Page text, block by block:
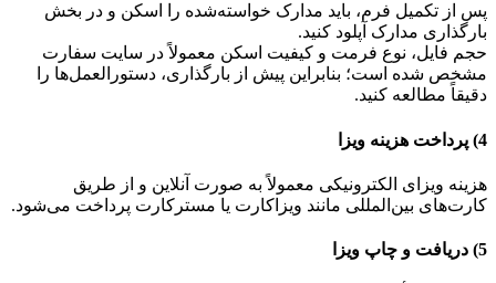
پس از تکمیل فرم، باید مدارک خواسته‌شده را اسکن و در بخش
بارگذاری مدارک آپلود کنید.
حجم فایل، نوع فرمت و کیفیت اسکن معمولاً در سایت سفارت
مشخص شده است؛ بنابراین پیش از بارگذاری، دستورالعمل‌ها را
دقیقاً مطالعه کنید.
4) پرداخت هزینه ویزا
هزینه ویزای الکترونیکی معمولاً به صورت آنلاین و از طریق
کارت‌های بین‌المللی مانند ویزاکارت یا مسترکارت پرداخت می‌شود.
5) دریافت و چاپ ویزا